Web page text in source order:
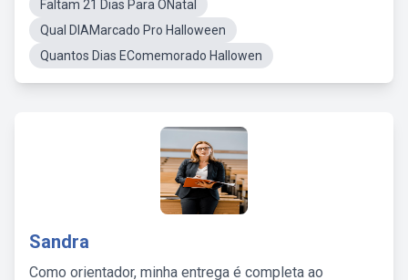
Faltam 21 Dias Para ONatal
Qual DIAMarcado Pro Halloween
Quantos Dias EComemorado Hallowen
Sandra
Como orientador, minha entrega é completa ao